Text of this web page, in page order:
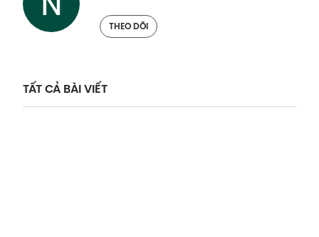
THEO DÕI
TẤT CẢ BÀI VIẾT